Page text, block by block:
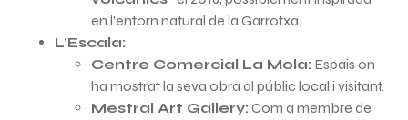
en l’entorn natural de la Garrotxa.
L’Escala:
Centre Comercial La Mola: Espais on
ha mostrat la seva obra al públic local i visitant.
Mestral Art Gallery: Com a membre de